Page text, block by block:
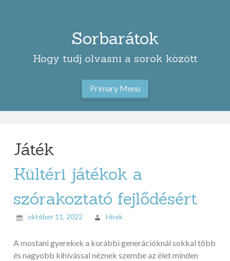
Sorbarátok
Hogy tudj olvasni a sorok között
Primary Menu
Játék
Kültéri játékok a
szórakoztató fejlődésért
október 11, 2022 Hirek
A mostani gyerekek a korábbi generációknál sokkal több
és nagyobb kihívással néznek szembe az élet minden